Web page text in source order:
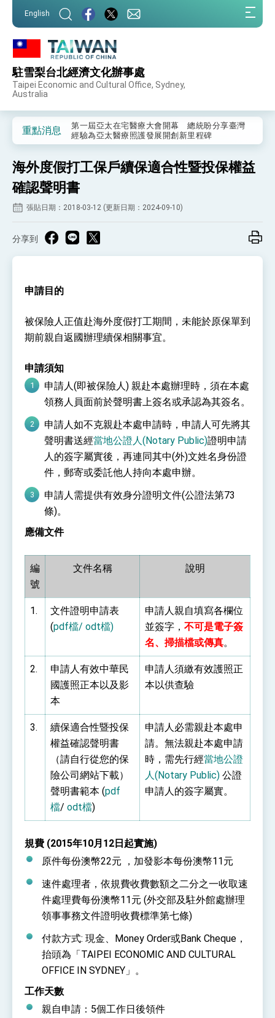
English
駐雪梨台北經濟文化辦事處
Taipei Economic and Cultural Office, Sydney,
Australia
重點消息
外交部重要言論
事處」，進一步深化台美交流合作
第一屆亞太在宅醫療大會開幕 總統盼分享臺灣
經驗為亞太醫療照護發展開創新里程碑
及「台灣智慧醫療與健康產業展」預告短片，向
世界展現台灣守護全球健康的創新能量
總統出訪史瓦帝尼返國談話 強調臺灣人有權利
走向世界 盼與理念相近國家共同維護國際秩序
訪問
總統與五院院長新春茶敘 盼化分歧為團結、為
國家邁出合作第一步
總統接受「法新社」（AFP）專訪內容
「見證蛻變，分享世界的光華」開幕式，期許數
位轉 型迎向下個50年
總統主持「台美經濟繁榮夥伴對話」記者會 說
明臺美合作三大戰略方向 盼與民主夥伴共同引
外交部長林佳龍接受印尼「時代雜誌」專訪，闡
述印太安全局勢，籲深化台印尼半導體供應鏈合
作
副總統接見美參議員蓋耶哥 強調美國是臺灣重
要合作夥伴
外交部長林佳龍午宴歡迎美國聯邦參議員蓋耶哥
訪問團
外交部長林佳龍接見美國智庫「德國馬歇爾基金
會」訪問團一行，深化跨大西洋戰略夥伴關係
外交部與數位發展部攜手合作，整合台灣雄厚數
民調顯示多數國人滿意政府外交表現，高度支持
「總合外交」與台歐美日關係深化
總統以「韌性之島，希望之光」為題發表2026新
總統主持「守護民主台灣國安行動方案」記者
會 強調以實力守護台海和平 以決心掌握國家
命運
總統發表執政周年談話 盼面對未來挑戰 堅持
團結 迎風轉型 穩健前行
賴總統就職演說影片
總統重要談話
外交部重要言論
我國政府將在美國亞利桑納州設立「駐鳳凰城辦
事處」，進一步深化台美交流合作
海外度假打工保戶續保適合性暨投保權益
確認聲明書
張貼日期：2018-03-12 (更新日期：2024-09-10)
分享到
申請目的
被保險人正值赴海外度假打工期間，未能於原保單到
期前親自返國辦理續保相關事宜。
申請須知
申請人(即被保險人) 親赴本處辦理時，須在本處
領務人員面前於聲明書上簽名或承認為其簽名。
申請人如不克親赴本處申請時，申請人可先將其
聲明書送經當地公證人(Notary Public)證明申請
人的簽字屬實後，再連同其中(外)文姓名身份證
件，郵寄或委託他人持向本處申辦。
申請人需提供有效身分證明文件(公證法第73
條)。
應備文件
編
號
文件名稱 說明
1.
文件證明申請表
(pdf檔/ odt檔)
申請人親自填寫各欄位
並簽字， 不可是電子簽
名、掃描檔或傳真。
2.
申請人有效中華民
國護照正本以及影
本
申請人須繳有效護照正
本以供查驗
3.
續保適合性暨投保
權益確認聲明書
（請自行從您的保
險公司網站下載）
聲明書範本 (pdf
檔/ odt檔)
申請人必需親赴本處申
請。無法親赴本處申請
時，需先行經當地公證
人(Notary Public) 公證
申請人的簽字屬實。
規費 (2015年10月12日起實施)
原件每份澳幣22元 ，加發影本每份澳幣11元
速件處理者，依規費收費數額之二分之一收取速
件處理費每份澳幣11元 (外交部及駐外館處辦理
領事事務文件證明收費標準第七條)
付款方式: 現金、Money Order或Bank Cheque，
抬頭為「TAIPEI ECONOMIC AND CULTURAL
OFFICE IN SYDNEY」。
工作天數
親自申請：5個工作日後領件